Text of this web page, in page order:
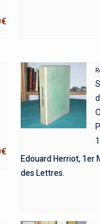
€
€
Edouard Herriot, 1er
des Lettres.